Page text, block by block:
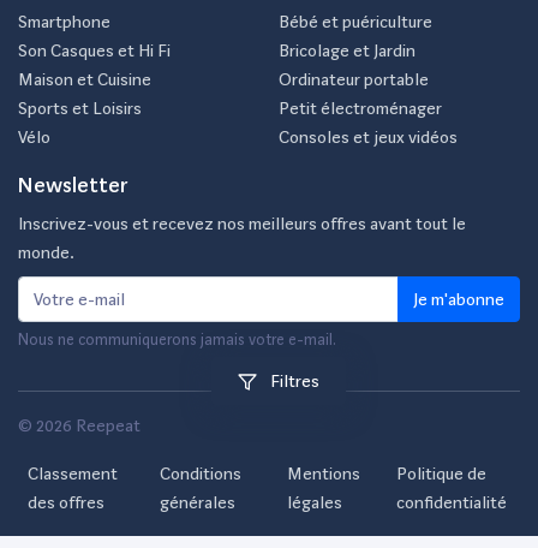
Filtres
Smartphone
Son Casques et Hi Fi
Maison et Cuisine
Sports et Loisirs
Vélo
Bébé et puériculture
Bricolage et Jardin
Ordinateur portable
Petit électroménager
Consoles et jeux vidéos
Newsletter
Inscrivez-vous et recevez nos meilleurs offres avant tout le
monde.
Je m'abonne
Nous ne communiquerons jamais votre e-mail.
© 2026 Reepeat
Classement
des offres
Conditions
générales
Mentions
légales
Politique de
confidentialité